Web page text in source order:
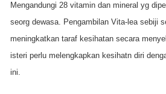
Mengandungi 28 vitamin dan mineral yg
seorg dewasa. Pengambilan Vita-lea sebiji
meningkatkan taraf kesihatan secara
isteri perlu melengkapkan kesihatn diri
ini.